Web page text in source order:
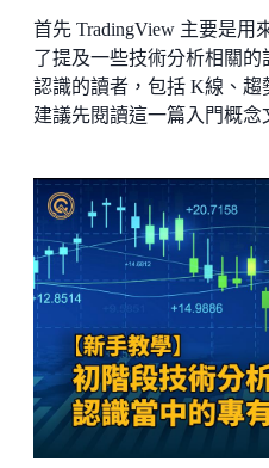
首先 TradingView 主要是
了提及一些技術分析相關
認識的讀者，包括 K線、
建議先閱讀這一篇入門概念